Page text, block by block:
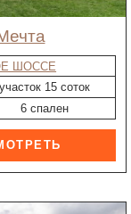
ШОССЕ
участок 15 соток
6 спален